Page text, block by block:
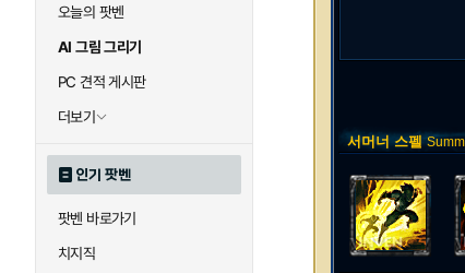
오늘의 팟벤
AI 그림 그리기
PC 견적 게시판
더보기
인기 팟벤
팟벤 바로가기
치지직
서머너 스펠